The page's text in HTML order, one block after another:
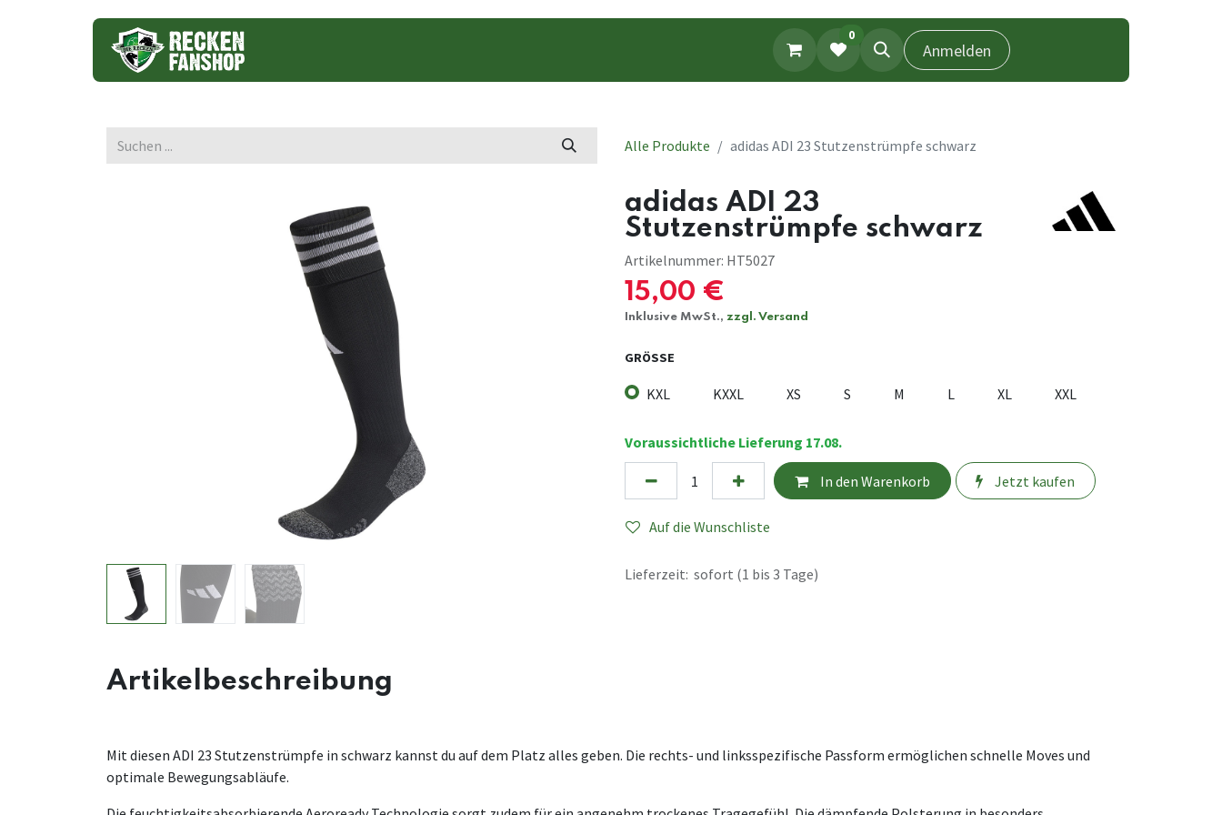
0
Anmelden
Alle Produkte adidas ADI 23 Stutzenstrümpfe schwarz
adidas ADI 23
Stutzenstrümpfe schwarz
Artikelnummer: HT5027
15,00 €
Inklusive MwSt., zzgl. Versand
GRÖSSE
KXL KXXL XS S M L XL XXL
Voraussichtliche Lieferung 17.08.
In den Warenkorb Jetzt kaufen
Auf die Wunschliste
Lieferzeit: sofort (1 bis 3 Tage)
Artikelbeschreibung
Mit diesen ADI 23 Stutzenstrümpfe in schwarz kannst du auf dem Platz alles geben. Die rechts- und linksspezifische Passform ermöglichen schnelle Moves und
optimale Bewegungsabläufe.